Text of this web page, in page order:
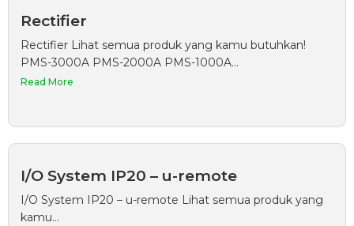
Rectifier
Rectifier Lihat semua produk yang kamu butuhkan!
PMS-3000A PMS-2000A PMS-1000A...
Read More
I/O System IP20 – u-remote
I/O System IP20 – u-remote Lihat semua produk yang
kamu...